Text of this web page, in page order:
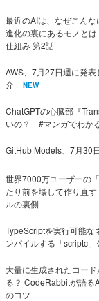
最近のAIは、なぜこん
進化の裏にあるモノと
仕組み 第2話
AWS、7月27日週に発
介
NEW
ChatGPTの心臓部『
いの？ #マンガでわか
GitHub Models、7月30
世界7000万ユーザーの
たり前を壊して作り直
ルの裏側
TypeScriptを実行可能な
ンパイルする「scriptc」
大量に生成されたコー
る？ CodeRabbitが語る
のコツ